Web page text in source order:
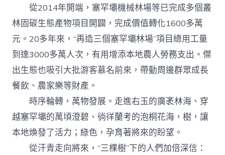
從2014年開端，塞罕壩機械林場等已完成多個叢
林固碳生態產物項目開闢，完成價值轉化1600多萬
元。20多年來，“再造三個塞罕壩林場”項目總用工量
到達3000多萬人次，有用增添本地農人勞務支出。傑
出生態也吸引大批游客慕名前來，帶動周邊群眾成長
餐飲、農家樂等財產。
時序輪轉，萬物發展。走進右玉的廣袤林海、穿
越塞罕壩的萬頃澄碧、徜徉蘭考的泡桐花海，樹，讓
本地煥發了活力；綠色，孕育著將來的盼望。
從汗青走向將來，“三棵樹”下的人們加倍深信：